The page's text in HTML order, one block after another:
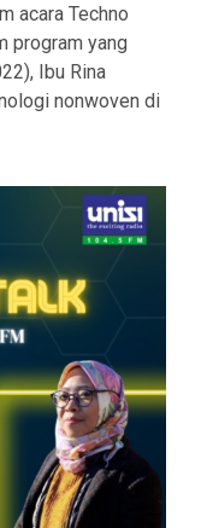
acara Techno
program yang
Ibu Rina
nonwoven di